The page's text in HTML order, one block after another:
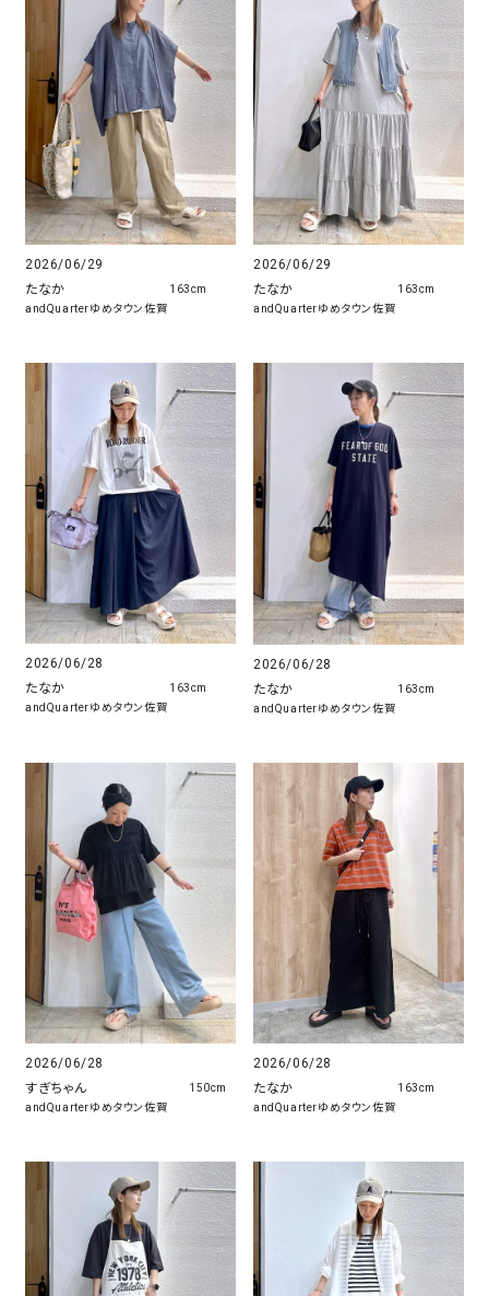
2026/06/29
たなか
andQuarterゆめタウン佐賀
163cm
2026/06/29
たなか
andQuarterゆめタウン佐賀
163cm
2026/06/28
たなか
andQuarterゆめタウン佐賀
163cm
2026/06/28
たなか
andQuarterゆめタウン佐賀
163cm
2026/06/28
すぎちゃん
andQuarterゆめタウン佐賀
150cm
2026/06/28
たなか
andQuarterゆめタウン佐賀
163cm